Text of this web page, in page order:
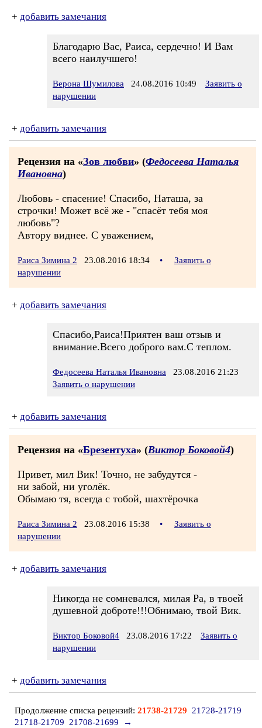
+ добавить замечания
Благодарю Вас, Раиса, сердечно! И Вам
всего наилучшего!
Верона Шумилова 24.08.2016 10:49
Заявить о
нарушении
+ добавить замечания
Рецензия на «Зов любви» (Федосеева Наталья
Ивановна)
Любовь - спасение! Спасибо, Наташа, за
строчки! Может всё же - "спасёт тебя моя
любовь"?
Автору виднее. С уважением,
Раиса Зимина 2 23.08.2016 18:34 •
Заявить о
нарушении
+ добавить замечания
Спасибо,Раиса!Приятен ваш отзыв и
внимание.Всего доброго вам.С теплом.
Федосеева Наталья Ивановна 23.08.2016 21:23
Заявить о нарушении
+ добавить замечания
Рецензия на «Брезентуха» (Виктор Боковой4)
Привет, мил Вик! Точно, не забудутся -
ни забой, ни уголёк.
Обымаю тя, всегда с тобой, шахтёрочка
Раиса Зимина 2 23.08.2016 15:38 •
Заявить о
нарушении
+ добавить замечания
Никогда не сомневался, милая Ра, в твоей
душевной доброте!!!Обнимаю, твой Вик.
Виктор Боковой4 23.08.2016 17:22
Заявить о
нарушении
+ добавить замечания
Продолжение списка рецензий: 21738-21729
21728-21719
21718-21709
21708-21699 →